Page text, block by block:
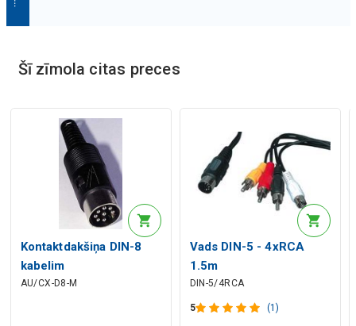
Mākslīgā intelekta apraksts
Mākslīgā intelekta apraksts
Šī zīmola citas preces
Kontaktdakšiņa DIN-8
kabelim
AU/CX-D8-M
Vads DIN-5 - 4xRCA
1.5m
DIN-5/4RCA
5 (1)